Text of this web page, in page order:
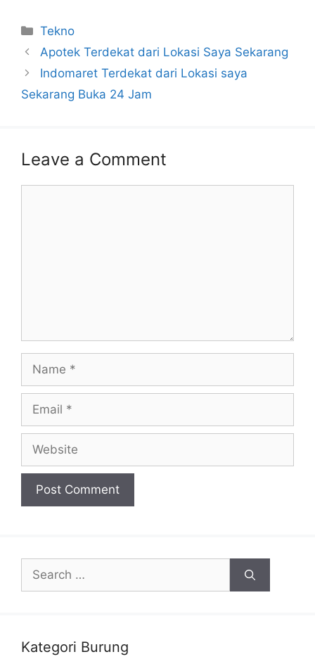
Categories
Tekno
Apotek Terdekat dari Lokasi Saya Sekarang
Indomaret Terdekat dari Lokasi saya
Sekarang Buka 24 Jam
Leave a Comment
Name
Email
Website
Search
for:
Kategori Burung